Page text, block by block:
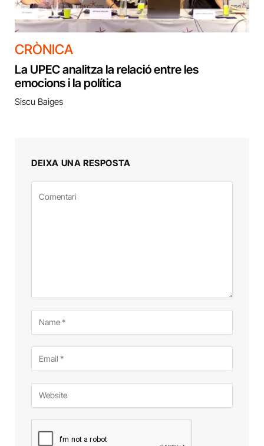
CRÒNICA
La UPEC analitza la relació entre les
emocions i la política
Siscu Baiges
DEIXA UNA RESPOSTA